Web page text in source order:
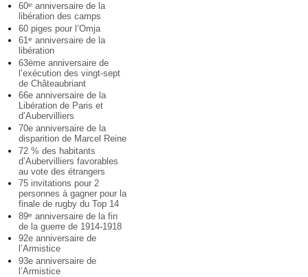
60e anniversaire de la
libération des camps
60 piges pour l’Omja
61e anniversaire de la
libération
63ème anniversaire de
l’exécution des vingt-sept
de Châteaubriant
66e anniversaire de la
Libération de Paris et
d’Aubervilliers
70e anniversaire de la
disparition de Marcel Reine
72 % des habitants
d’Aubervilliers favorables
au vote des étrangers
75 invitations pour 2
personnes à gagner pour la
finale de rugby du Top 14
89e anniversaire de la fin
de la guerre de 1914-1918
92e anniversaire de
l’Armistice
93e anniversaire de
l’Armistice